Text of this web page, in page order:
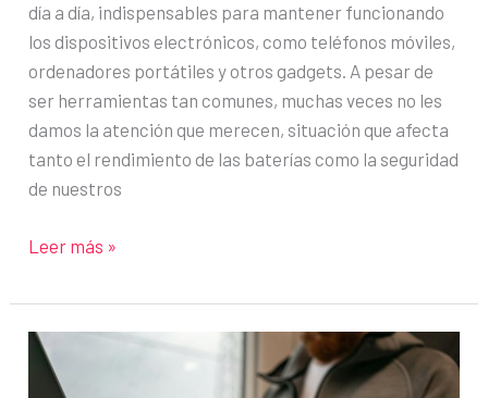
día a día, indispensables para mantener funcionando
los dispositivos electrónicos, como teléfonos móviles,
ordenadores portátiles y otros gadgets. A pesar de
ser herramientas tan comunes, muchas veces no les
damos la atención que merecen, situación que afecta
tanto el rendimiento de las baterías como la seguridad
de nuestros
Consejos
un
mejor
uso
Leer más »